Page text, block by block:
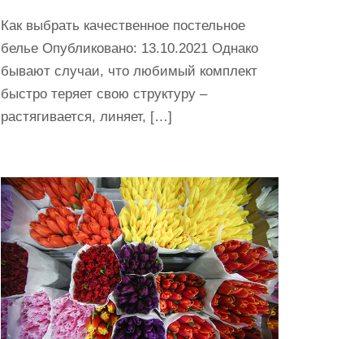
Как выбрать качественное постельное
белье Опубликовано: 13.10.2021 Однако
бывают случаи, что любимый комплект
быстро теряет свою структуру –
растягивается, линяет, […]